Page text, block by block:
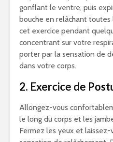
gonflant le ventre, puis
bouche en relâchant
cet exercice pendant
concentrant sur votre
porter par la sensation de
dans votre corps.
2. Exercice de
Allongez-vous
le long du corps et les
Fermez les yeux et